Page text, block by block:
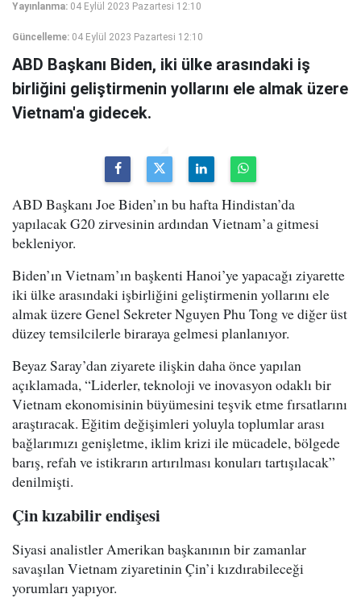
Yayınlanma: 04 Eylül 2023 Pazartesi 12:10
Güncelleme: 04 Eylül 2023 Pazartesi 12:10
ABD Başkanı Biden, iki ülke arasındaki iş
birliğini geliştirmenin yollarını ele almak üzere
Vietnam'a gidecek.
ABD Başkanı Joe Biden’ın bu hafta Hindistan’da
yapılacak G20 zirvesinin ardından Vietnam’a gitmesi
bekleniyor.
Biden’ın Vietnam’ın başkenti Hanoi’ye yapacağı ziyarette
iki ülke arasındaki işbirliğini geliştirmenin yollarını ele
almak üzere Genel Sekreter Nguyen Phu Tong ve diğer üst
düzey temsilcilerle biraraya gelmesi planlanıyor.
Beyaz Saray’dan ziyarete ilişkin daha önce yapılan
açıklamada, “Liderler, teknoloji ve inovasyon odaklı bir
Vietnam ekonomisinin büyümesini teşvik etme fırsatlarını
araştıracak. Eğitim değişimleri yoluyla toplumlar arası
bağlarımızı genişletme, iklim krizi ile mücadele, bölgede
barış, refah ve istikrarın artırılması konuları tartışılacak”
denilmişti.
Çin kızabilir endişesi
Siyasi analistler Amerikan başkanının bir zamanlar
savaşılan Vietnam ziyaretinin Çin’i kızdırabileceği
yorumları yapıyor.